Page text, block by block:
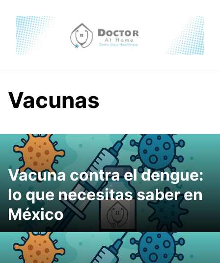
content
Vacunas
Vacuna contra el dengue:
lo que necesitas saber en
México